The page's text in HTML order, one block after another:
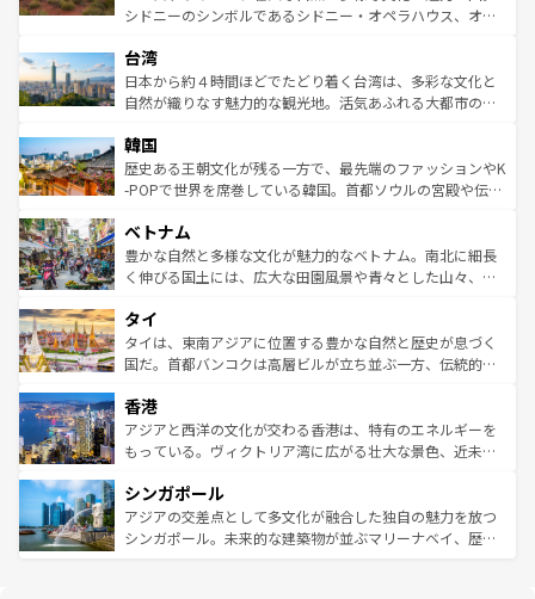
るだろう。車でのロードトリップや列車の旅も、アメリカ
情報は
文化や歴史が息づいている。「アロハスピリット」と呼ば
人々、おいしいローカルフードやハワイアンミュージッ
ク、伝統的なフラダンスなど、すべてがハワイの魅力を彩
っている。訪れるたびに新しい発見と感動が待っているハ
はコンテンツ一覧
シドニーのシンボルであるシドニー・オペラハウス、オー
リアリーフや大陸中央部にそびえるウルル（エアーズロッ
ク）、タスマニアの美しい原生林やケアンズの熱帯雨林な
ど、見どころがたくさん。また、カフェやワイン、オージ
いる。アクティビティも充実しており、サーフィンやダイ
ビング、ハイキングなど、アウトドア好きにはたまらな
い。オーストラリアの多彩な魅力を存分に味わいつくそ
参照してほしい。
台湾
日本から約４時間ほどでたどり着く台湾は、多彩な文化と
自然が織りなす魅力的な観光地。活気あふれる大都市の台
ン）、静ひつな山岳地帯である台湾東部など、都市の喧騒
と山間の静けさが共存しており、訪れる人に新しい発見と
驚きをもたらしてくれる。また、奥深い台湾の食文化も魅
容にもいいと評判のスイーツなど、バラエティ豊かな料理
が味わえる。 なお、新着の台湾情報は コンテンツ一覧を参
照してほしい。
韓国
歴史ある王朝文化が残る一方で、最先端のファッションやK
-POPで世界を席巻している韓国。首都ソウルの宮殿や伝統
き、地方に足を延ばせば四季折々の自然美を楽しむことが
できる。そして、キムチや焼肉、絶品のストリートフード
まで、さまざまな韓国料理が待っている。夜には、韓国な
リティに包まれながら、韓国の多彩な魅力を心ゆくまで味
わってみてほしい。 なお、新着の韓国情報はコンテンツ一
覧を参照してほしい。
ベトナム
豊かな自然と多様な文化が魅力的なベトナム。南北に細長
く伸びる国土には、広大な田園風景や青々とした山々、世
急速な発展と共に伝統が息づく。ハノイの古い町並みやホ
ーチミン市のフランス統治時代の建物も、独特の雰囲気を
醸し出している。また、バラエティの豊かさとおいしさで
とつ。フォーやバインミー、ベトナムコーヒーなどは、ぜ
ひ現地で味わいたい。どの地域を訪れてもあたたかい人々
が旅行者を迎えてくれるので、きっと忘れられない旅にな
参照してほしい。
タイ
タイは、東南アジアに位置する豊かな自然と歴史が息づく
国だ。首都バンコクは高層ビルが立ち並ぶ一方、伝統的な
の活気が交差している。北部ではチェンマイなどの山岳地
帯で自然と触れ合い、南部ではプーケットやクラビの美し
いビーチでリゾート気分を楽しむことができる。タイ料理
激する。気候は一年中温暖で、どの季節にも異なる楽しみ
が待っている。親しみやすいタイの人々、仏教を中心とし
た文化、そして多様な観光資源が、訪れる旅人を魅了し続
香港
アジアと西洋の文化が交わる香港は、特有のエネルギーを
もっている。ヴィクトリア湾に広がる壮大な景色、近未来
み、どこを訪れても感動するはず。観光スポットが密集し
ており、効率よく見どころを回れるのも魅力。息をのむよ
うな絶景から文化的な体験まで、香港を存分に楽しみ尽く
シンガポール
アジアの交差点として多文化が融合した独自の魅力を放つ
シンガポール。未来的な建築物が並ぶマリーナベイ、歴史